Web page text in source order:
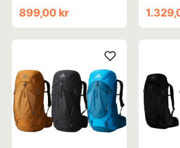
899,00 kr